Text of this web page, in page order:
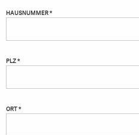
HAUSNUMMER *
PLZ *
ORT *